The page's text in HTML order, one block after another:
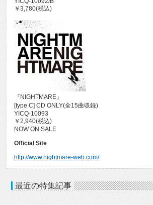
￥3,780(税込)
『NIGHTMARE』
[type C] CD ONLY(全15曲収録)
YICQ-10093
￥2,940(税込)
NOW ON SALE
Official Site
http://www.nightmare-web.com/
最近の特集記事